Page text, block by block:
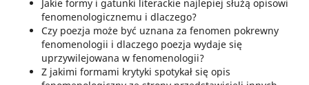
Jakie formy i gatunki literackie najlepiej służą opisowi
fenomenologicznemu i dlaczego?
Czy poezja może być uznana za fenomen pokrewny
fenomenologii i dlaczego poezja wydaje się
uprzywilejowana w fenomenologii?
Z jakimi formami krytyki spotykał się opis